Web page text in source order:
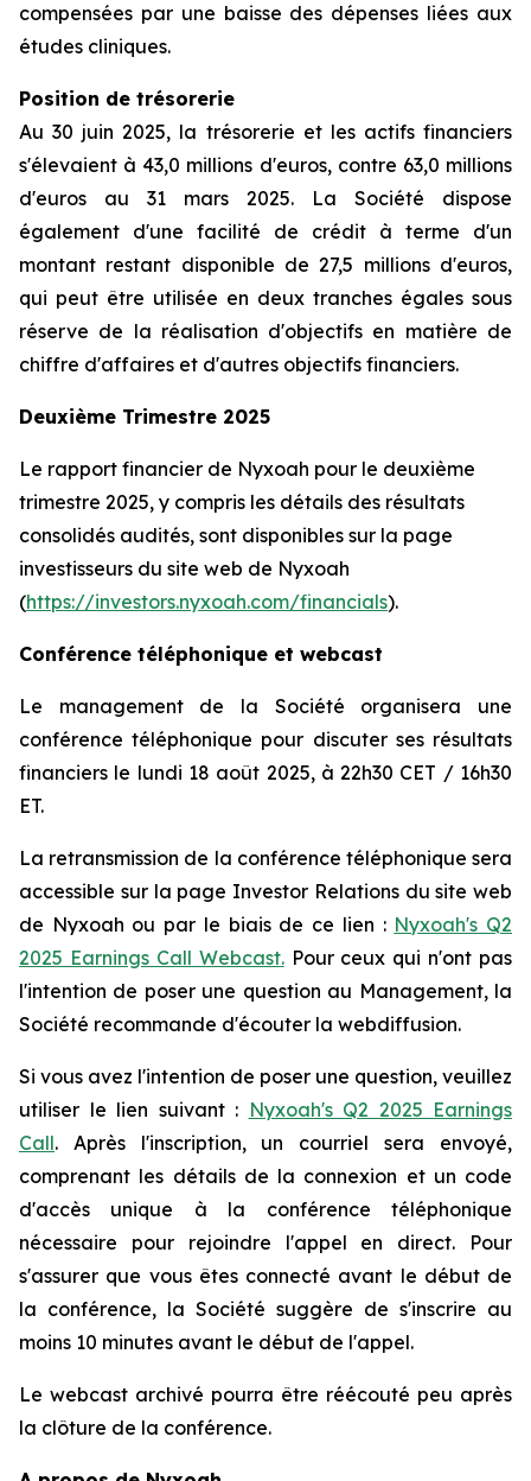
compensées par une baisse des dépenses liées aux
études cliniques.
Position de trésorerie
Au 30 juin 2025, la trésorerie et les actifs financiers
s'élevaient à 43,0 millions d'euros, contre 63,0 millions
d'euros au 31 mars 2025. La Société dispose
également d'une facilité de crédit à terme d'un
montant restant disponible de 27,5 millions d'euros,
qui peut être utilisée en deux tranches égales sous
réserve de la réalisation d'objectifs en matière de
chiffre d'affaires et d'autres objectifs financiers.
Deuxième Trimestre 2025
Le rapport financier de Nyxoah pour le deuxième
trimestre 2025, y compris les détails des résultats
consolidés audités, sont disponibles sur la page
investisseurs du site web de Nyxoah
(https://investors.nyxoah.com/financials).
Conférence téléphonique et webcast
Le management de la Société organisera une
conférence téléphonique pour discuter ses résultats
financiers le lundi 18 août 2025, à 22h30 CET / 16h30
ET.
La retransmission de la conférence téléphonique sera
accessible sur la page Investor Relations du site web
de Nyxoah ou par le biais de ce lien : Nyxoah's Q2
2025 Earnings Call Webcast.Pour ceux qui n'ont pas
l'intention de poser une question au Management, la
Société recommande d'écouter la webdiffusion.
Si vous avez l'intention de poser une question, veuillez
utiliser le lien suivant : Nyxoah's Q2 2025 Earnings
Call. Après l'inscription, un courriel sera envoyé,
comprenant les détails de la connexion et un code
d'accès unique à la conférence téléphonique
nécessaire pour rejoindre l'appel en direct. Pour
s'assurer que vous êtes connecté avant le début de
la conférence, la Société suggère de s'inscrire au
moins 10 minutes avant le début de l'appel.
Le webcast archivé pourra être réécouté peu après
la clôture de la conférence.